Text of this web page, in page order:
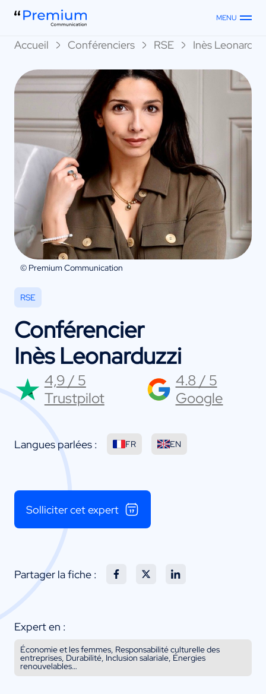
MENU
Accueil Conférenciers RSE Inès
© Premium Communication
RSE
Conférencier
Inès Leonarduzzi
4,9 / 5
Trustpilot
4.8 / 5
Google
Langues parlées : FR EN
Solliciter cet expert
Partager la fiche :
Expert en :
Économie et les femmes, Responsabilité culturelle des
entreprises, Durabilité, Inclusion salariale, Énergies
renouvelables…